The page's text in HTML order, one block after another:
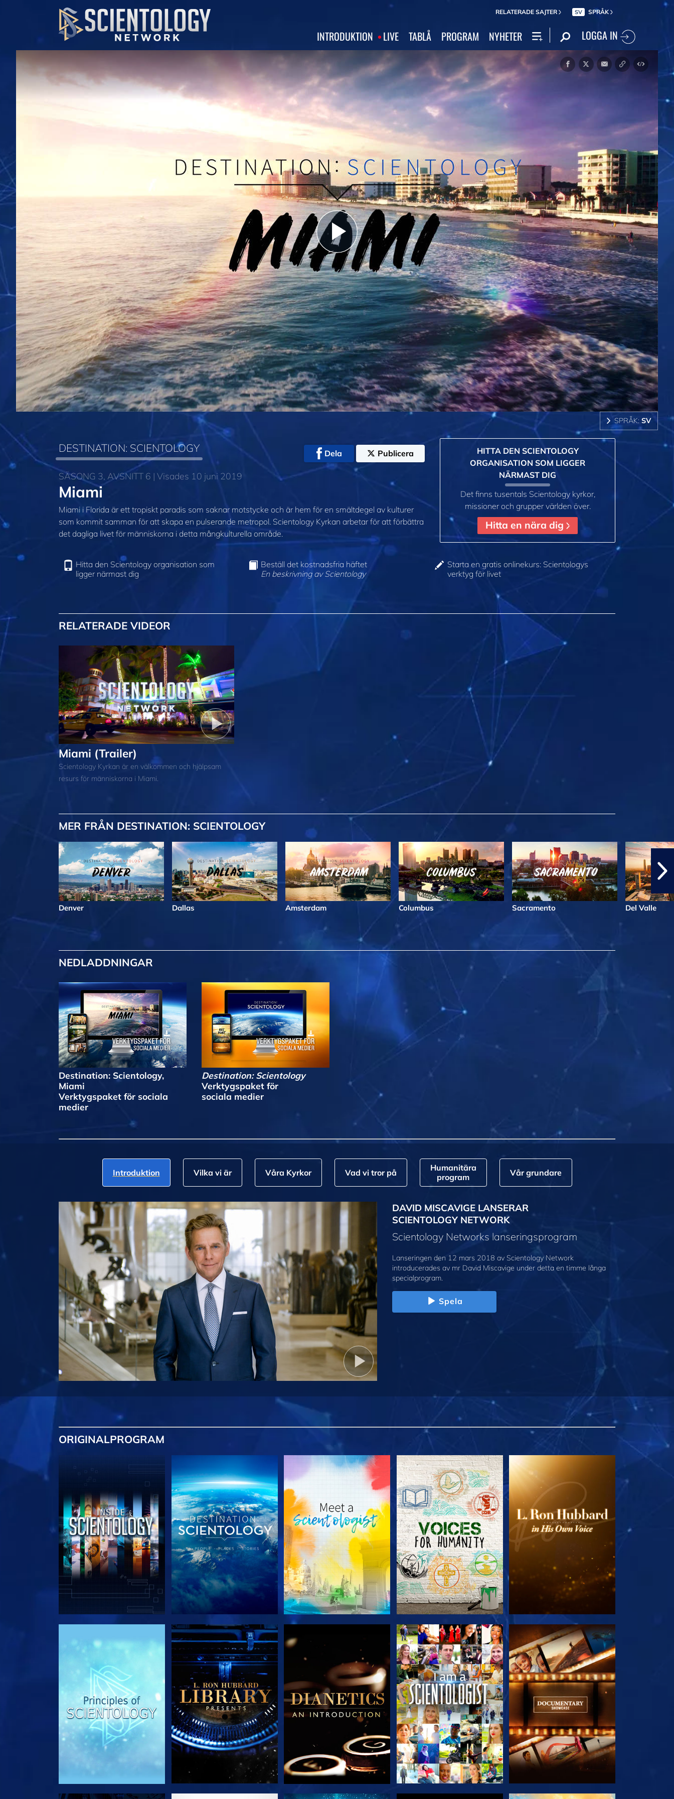
RELATERADE SAJTER SV SPRÅK
INTRODUKTION LIVE TABLÅ PROGRAM NYHETER LOGGA IN
Play
Video
SPRÅK: SV
DESTINATION: SCIENTOLOGY Dela Publicera
SÄSONG 3, AVSNITT 6 | Visades 10 juni 2019
Miami
Miami i Florida är ett tropiskt paradis som saknar motstycke och är hem för en smältdegel av kulturer
som kommit samman för att skapa en pulserande metropol. Scientology Kyrkan arbetar för att förbättra
det dagliga livet för människorna i detta mångkulturella område.
HITTA DEN SCIENTOLOGY
ORGANISATION SOM LIGGER
NÄRMAST DIG
Det finns tusentals Scientology kyrkor,
missioner och grupper världen över.
Hitta en nära dig
Hitta den Scientology organisation som
ligger närmast dig
Beställ det kostnadsfria häftet
En beskrivning av Scientology
Starta en gratis onlinekurs: Scientologys
verktyg för livet
RELATERADE VIDEOR
Miami (Trailer)
Scientology Kyrkan är en välkommen och hjälpsam
resurs för människorna i Miami.
MER FRÅN DESTINATION: SCIENTOLOGY
Denver Dallas Amsterdam Columbus Sacramento Del Valle
NEDLADDNINGAR
Destination: Scientology,
Miami
Verktygspaket för sociala
medier
Destination: Scientology
Verktygspaket för
sociala medier
Introduktion Vilka vi är Våra Kyrkor Vad vi tror på
Humanitära
program
Vår grundare
DAVID MISCAVIGE LANSERAR
SCIENTOLOGY NETWORK
Scientology Networks lanseringsprogram
Lanseringen den 12 mars 2018 av Scientology Network
introducerades av mr David Miscavige under detta en timme långa
specialprogram.
Spela
ORIGINALPROGRAM
UTFORSKA SERIEN UTFORSKA SERIEN UTFORSKA SERIEN UTFORSKA SERIEN UTFORSKA SERIEN